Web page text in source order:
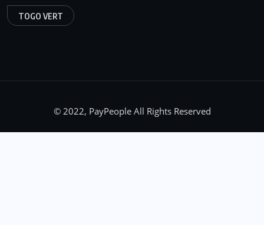
TOGO VERT
© 2022, PayPeople All Rights Reserved